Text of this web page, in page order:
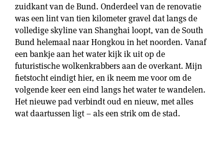
zuidkant van de Bund. Onderdeel van de renovatie
was een lint van tien kilometer gravel dat langs de
volledige skyline van Shanghai loopt, van de South
Bund helemaal naar Hongkou in het noorden. Vanaf
een bankje aan het water kijk ik uit op de
futuristische wolkenkrabbers aan de overkant. Mijn
fietstocht eindigt hier, en ik neem me voor om de
volgende keer een eind langs het water te wandelen.
Het nieuwe pad verbindt oud en nieuw, met alles
wat daartussen ligt – als een strik om de stad.